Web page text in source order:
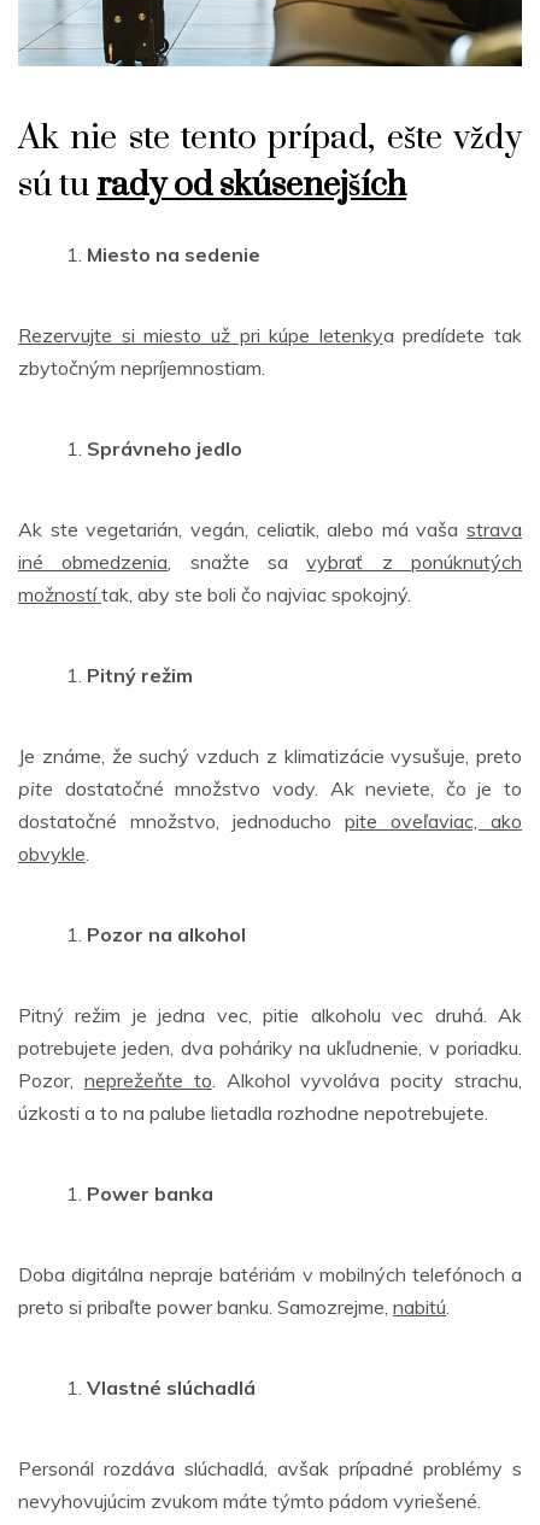
Ak nie ste tento prípad, ešte vždy
sú tu rady od skúsenejších
Miesto na sedenie
Rezervujte si miesto už pri kúpe letenkya predídete tak
zbytočným nepríjemnostiam.
Správneho jedlo
Ak ste vegetarián, vegán, celiatik, alebo má vaša strava
iné obmedzenia , snažte savybrať z ponúknutých
možnostítak, aby ste boli čo najviac spokojný.
Pitný režim
Je známe, že suchý vzduch z klimatizácie vysušuje, preto
pite dostatočné množstvo vody. Ak neviete, čo je to
dostatočné množstvo, jednoducho pite oveľaviac, ako
obvykle
Pozor na alkohol
Pitný režim je jedna vec, pitie alkoholu vec druhá. Ak
potrebujete jeden, dva poháriky na ukľudnenie, v poriadku.
Pozor, neprežeňte to . Alkohol vyvoláva pocity strachu,
úzkosti a to na palube lietadla rozhodne nepotrebujete.
Power banka
Doba digitálna nepraje batériám v mobilných telefónoch a
preto si pribaľte power banku. Samozrejme, nabitú
Vlastné slúchadlá
Personál rozdáva slúchadlá, avšak prípadné problémy s
nevyhovujúcim zvukom máte týmto pádom vyriešené.